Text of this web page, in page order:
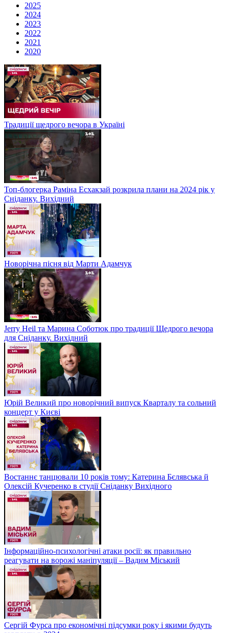
2025
2024
2023
2022
2021
2020
Традиції щедрого вечора в Україні
Топ-блогерка Раміна Есхакзай розкрила плани на 2024 рік у
Сніданку. Вихідний
Новорічна пісня від Марти Адамчук
Jerry Heil та Марина Соботюк про традиції Щедрого вечора
для Сніданку. Вихідний
Юрій Великий про новорічний випуск Кварталу та сольний
концерт у Києві
Востаннє танцювали 10 років тому: Катерина Бєлявська й
Олексій Кучеренко в студії Сніданку Вихідного
Інформаційно-психологічні атаки росії: як правильно
реагувати на ворожі маніпуляції – Вадим Міський
Сергій Фурса про економічні підсумки року і якими будуть